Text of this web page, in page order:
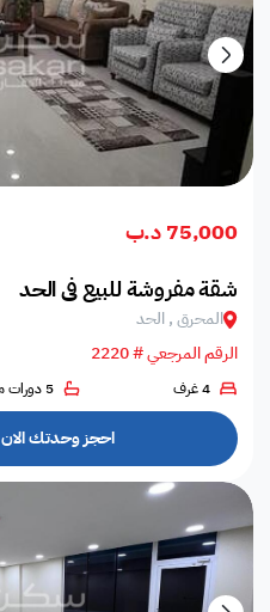
75,000 د.ب
شقة مفروشة للبيع في الحد
المحرق , الحد
الرقم المرجعي # 2220
4 غرف 5 دورات مياه
احجز وحدتك الان